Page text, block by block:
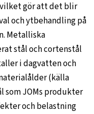
vilket gör att det blir
och ytbehandling på
Metalliska
stål och cortenstål
i dagvatten och
(källa
som JOMs produkter
och belastning